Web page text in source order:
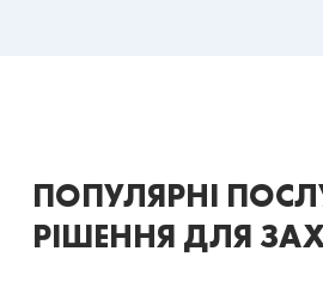
ПОПУЛЯРНІ
РІШЕННЯ ДЛЯ